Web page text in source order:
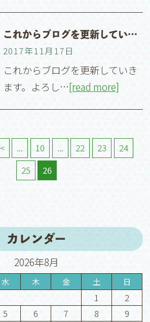
これからブログを更新していきます
2017年11月17日
これからブログを更新していき
ます。よろし…[read more]
< ... 10 ... 22 23
24
25
26
カレンダー
2026年8月
水 木 金 土 日
1
2
5 6 7 8
9